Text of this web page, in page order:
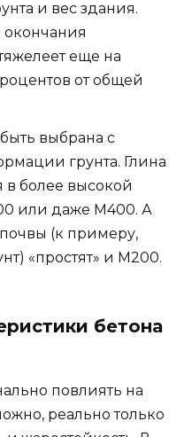
и вес здания.
окончания
еще на
от общей
выбрана с
грунта. Глина
в более высокой
или даже М400. А
(к примеру,
«простят» и М200.
бетона
повлиять на
реально только